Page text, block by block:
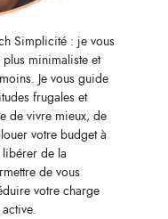
Simplicité : je vous
minimaliste et
Je vous guide
frugales et
de vivre mieux, de
votre budget à
libérer de la
de vous
votre charge